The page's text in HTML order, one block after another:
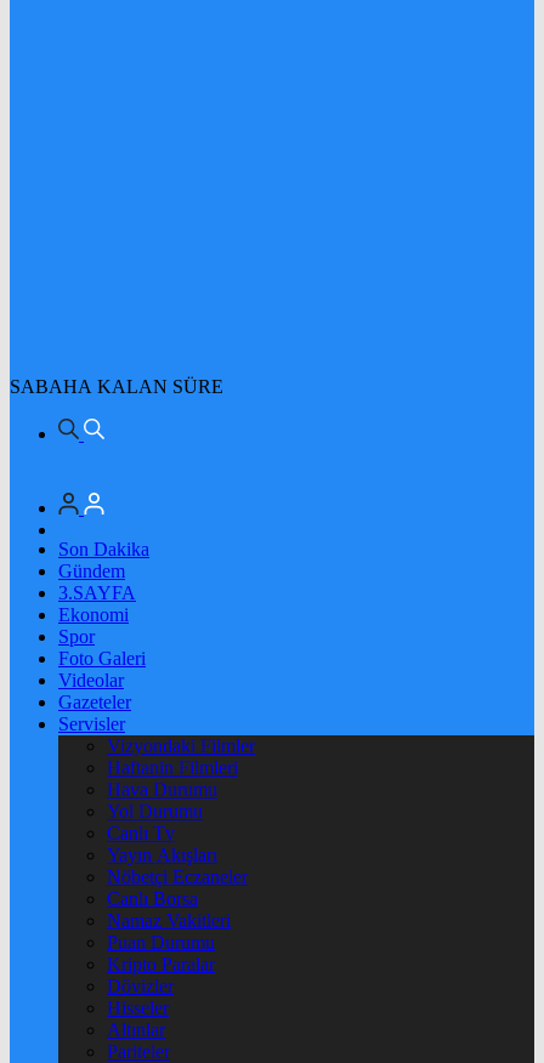
SABAHA KALAN SÜRE
Son Dakika
Gündem
3.SAYFA
Ekonomi
Spor
Foto Galeri
Videolar
Gazeteler
Servisler
Vizyondaki Filmler
Haftanin Filmleri
Hava Durumu
Yol Durumu
Canlı Tv
Yayın Akışları
Nöbetçi Eczaneler
Canlı Borsa
Namaz Vakitleri
Puan Durumu
Kripto Paralar
Dövizler
Hisseler
Altınlar
Pariteler